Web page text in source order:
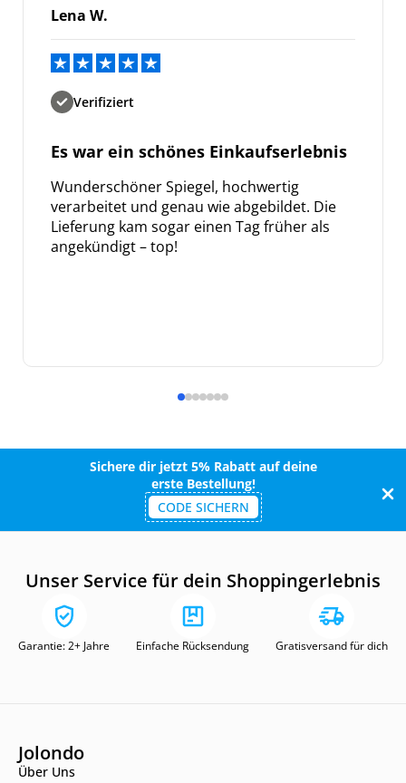
Lena W.
Verifiziert
Es war ein schönes Einkaufserlebnis
Wunderschöner Spiegel, hochwertig
verarbeitet und genau wie abgebildet. Die
Lieferung kam sogar einen Tag früher als
angekündigt – top!
Sichere dir jetzt 5% Rabatt auf deine
erste Bestellung!
CODE SICHERN
Unser Service für dein Shoppingerlebnis
Garantie: 2+ Jahre Einfache Rücksendung Gratisversand für dich
Jolondo
Über Uns